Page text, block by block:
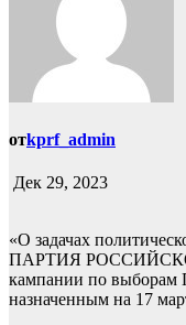
отkprf_admin
Дек 29, 2023
«О задачах
ПАРТИЯ
кампании по выборам
назначенным на 17